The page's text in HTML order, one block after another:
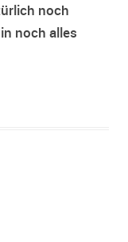
noch
noch alles